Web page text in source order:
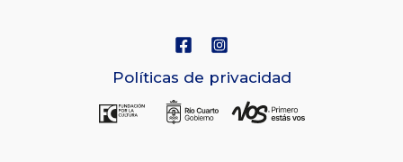
Políticas de privacidad